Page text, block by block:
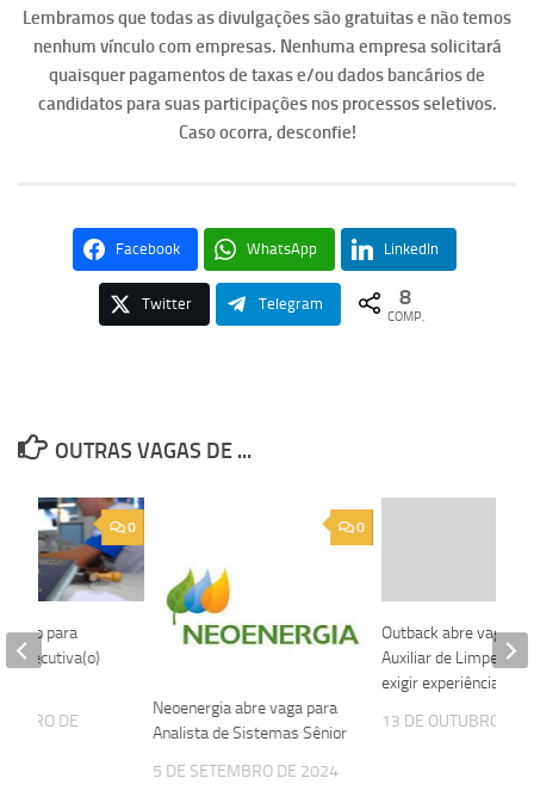
Lembramos que todas as divulgações são gratuitas e não temos
nenhum vínculo com empresas. Nenhuma empresa solicitará
quaisquer pagamentos de taxas e/ou dados bancários de
candidatos para suas participações nos processos seletivos.
Caso ocorra, desconfie!
Facebook WhatsApp LinkedIn
Twitter Telegram 8
COMP.
OUTRAS VAGAS DE ...
0
Neoenergia abre vaga para
Analista de Sistemas Sênior
5 DE SETEMBRO DE 2024
Outback abre vaga
Auxiliar de Limpeza,
exigir experiência
13 DE OUTUBRO DE
0
para
Executiva(o)
DE